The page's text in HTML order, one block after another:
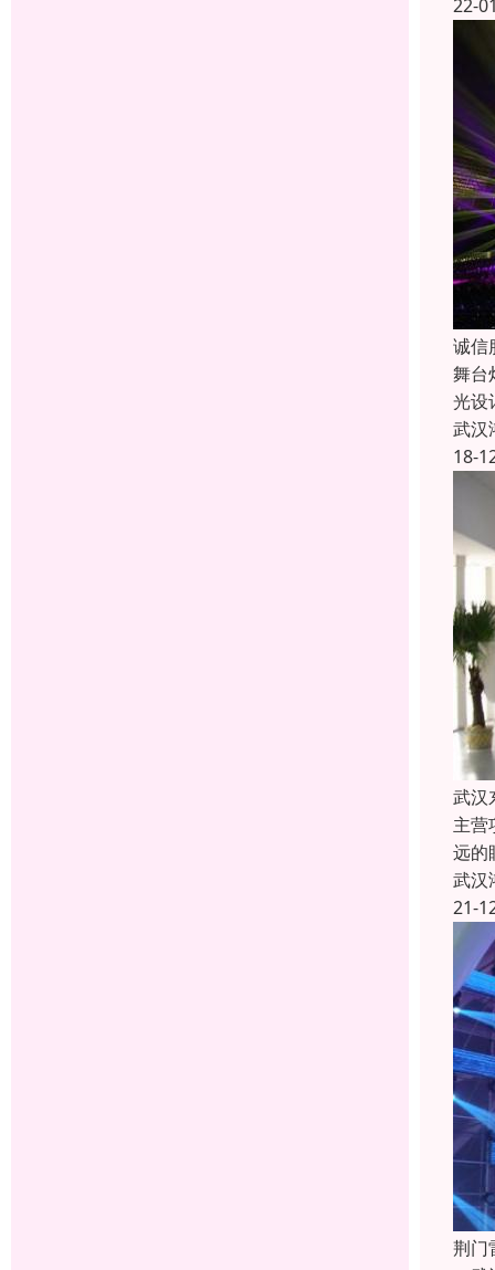
22-
诚信
舞台
光设
武汉
18-
武汉
主营
远的
武汉
21-
荆门